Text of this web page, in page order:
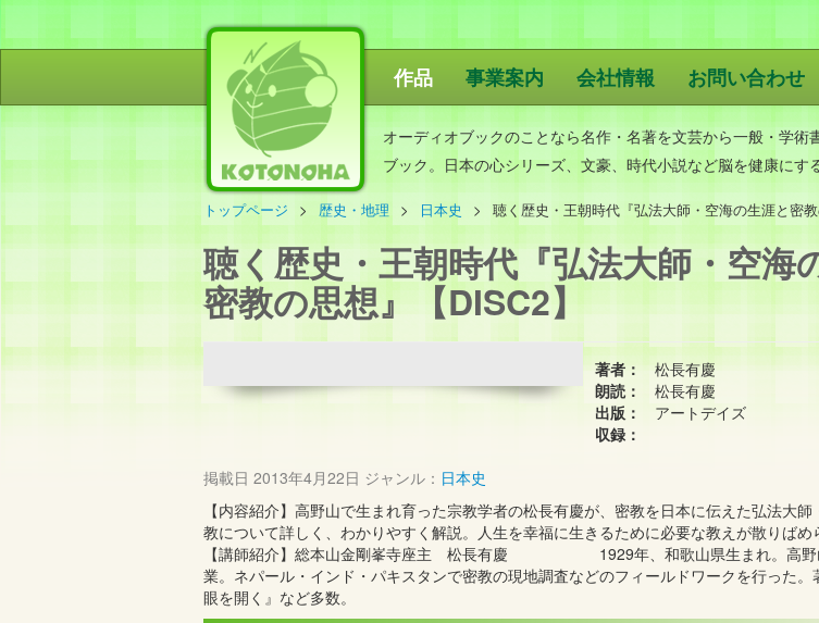
ことのは出版
作品 事業案内 会社情報 お問い合わせ
オーディオブックのことなら名作・名著を文芸から一般・学
ブック。日本の心シリーズ、文豪、時代小説など脳を健康にす
トップページ 歴史・地理 日本史 聴く歴史・王朝時代『弘法大師・空海の生涯と密
聴く歴史・王朝時代『弘法大師・空海
密教の思想』【DISC2】
著者：
松長有慶
朗読：
松長有慶
出版：
アートデイズ
収録：
掲載日 2013年4月22日 ジャンル： 日本史
【内容紹介】 高野山で生まれ育った宗教学者の松長有慶が、密教を日本に伝えた弘法大
教について詳しく、わかりやすく解説。人生を幸福に生きるために必要な教えが散りばめ
【講師紹介】総本山金剛峯寺座主 松長有慶 1929年、和歌山県生まれ。高野
業。ネパール・インド・パキスタンで密教の現地調査などのフィールドワークを行った。
眼を開く』など多数。